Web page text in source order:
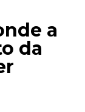
a
da